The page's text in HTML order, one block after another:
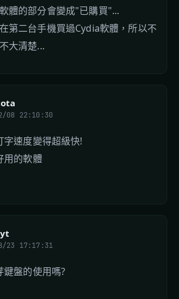
體的部分會變成"已購買"...
第二台手機買過Cydia軟體，所以不
大清楚...
08 22:10:30
字速度變得超級快!
用的軟體
23 17:17:31
鍵盤的使用嗎?